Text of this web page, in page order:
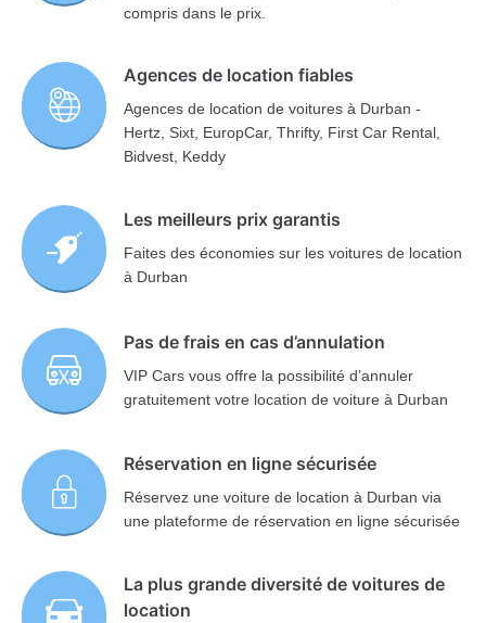
compris dans le prix.
Agences de location fiables
Agences de location de voitures à Durban -
Hertz, Sixt, EuropCar, Thrifty, First Car Rental,
Bidvest, Keddy
Les meilleurs prix garantis
Faites des économies sur les voitures de location
à Durban
Pas de frais en cas d’annulation
VIP Cars vous offre la possibilité d’annuler
gratuitement votre location de voiture à Durban
Réservation en ligne sécurisée
Réservez une voiture de location à Durban via
une plateforme de réservation en ligne sécurisée
La plus grande diversité de voitures de
location